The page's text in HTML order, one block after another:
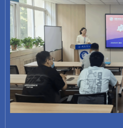
第二期卓越大讲堂
学院领导
王谦
职务
国家卓
记、副
办公电话029-
邮箱